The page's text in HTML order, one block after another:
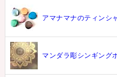
アマナマナのティンシ
マンダラ彫シンギング